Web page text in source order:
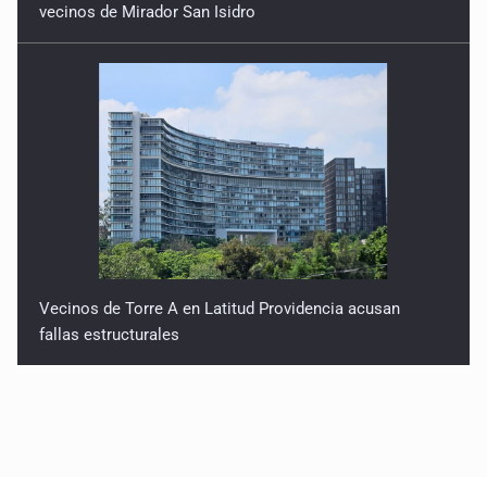
vecinos de Mirador San Isidro
Vecinos de Torre A en Latitud Providencia acusan
fallas estructurales